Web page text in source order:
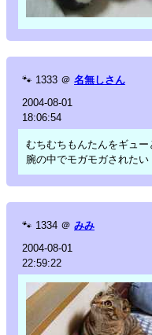
🐾 1333 ＠ 名無しさん
2004-08-01
18:06:54
むちむちもんたんをギュー
腕の中でモガモガされたい
🐾 1334 ＠ みみ
2004-08-01
22:59:22